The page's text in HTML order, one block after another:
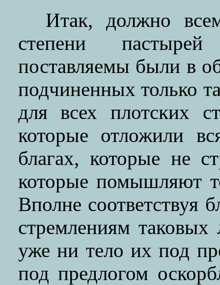
Итак, должно
степени
поставляемы были в
подчиненных только
для всех плотских
которые отложили
благах, которые не
которые помышляют
Вполне соответствуя
стремлениям
уже ни тело их под
под предлогом